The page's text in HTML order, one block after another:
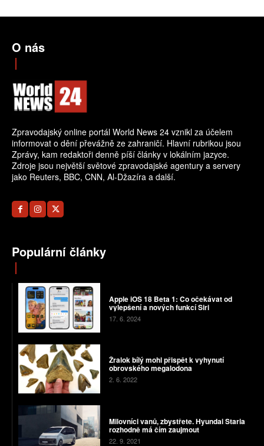
O nás
Zpravodajský online portál World News 24 vznikl za účelem
informovat o dění převážně ze zahraničí. Hlavní rubrikou jsou
Zprávy, kam redaktoři denně píší články v lokálním jazyce.
Zdroje jsou největší světové zpravodajské agentury a servery
jako Reuters, BBC, CNN, Al-Džazíra a další.
Populární články
Apple iOS 18 Beta 1: Co očekávat od
vylepšení a nových funkcí Siri
17. 6. 2024
Žralok bílý mohl přispět k vyhynutí
obrovského megalodona
2. 6. 2022
Milovníci vanů, zbystřete. Hyundai Staria
rozhodně má čím zaujmout
22. 9. 2021